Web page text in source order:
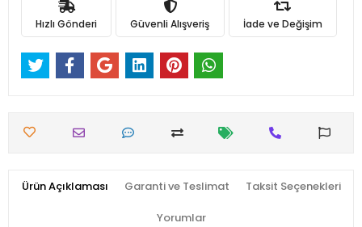
Hızlı Gönderi Güvenli Alışveriş İade ve Değişim
Ürün Açıklaması Garanti ve Teslimat Taksit Seçenekleri
Yorumlar